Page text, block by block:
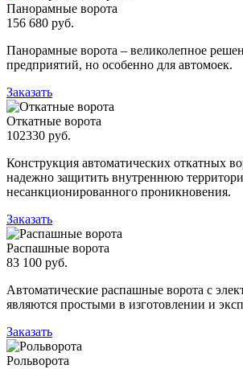
Панорамные ворота
156 680 руб.
Панорамные ворота – великолепное
предприятий, но особенно для автомоек.
Заказать
Откатные ворота
102330 руб.
Конструкция автоматических откатных
надежно защитить внутреннюю
несанкционированного проникновения.
Заказать
Распашные ворота
83 100 руб.
Автоматические распашные ворота с
являются простыми в изготовлении и
Заказать
Рольворота